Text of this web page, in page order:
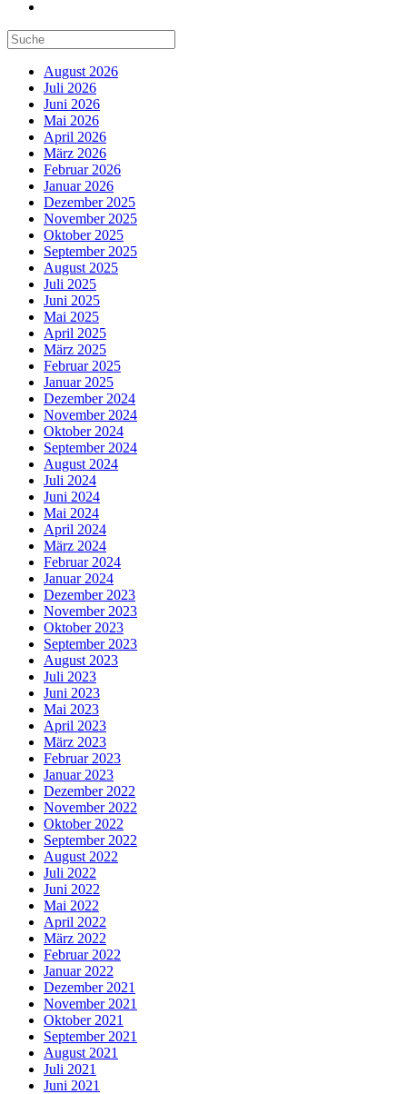
August 2026
Juli 2026
Juni 2026
Mai 2026
April 2026
März 2026
Februar 2026
Januar 2026
Dezember 2025
November 2025
Oktober 2025
September 2025
August 2025
Juli 2025
Juni 2025
Mai 2025
April 2025
März 2025
Februar 2025
Januar 2025
Dezember 2024
November 2024
Oktober 2024
September 2024
August 2024
Juli 2024
Juni 2024
Mai 2024
April 2024
März 2024
Februar 2024
Januar 2024
Dezember 2023
November 2023
Oktober 2023
September 2023
August 2023
Juli 2023
Juni 2023
Mai 2023
April 2023
März 2023
Februar 2023
Januar 2023
Dezember 2022
November 2022
Oktober 2022
September 2022
August 2022
Juli 2022
Juni 2022
Mai 2022
April 2022
März 2022
Februar 2022
Januar 2022
Dezember 2021
November 2021
Oktober 2021
September 2021
August 2021
Juli 2021
Juni 2021